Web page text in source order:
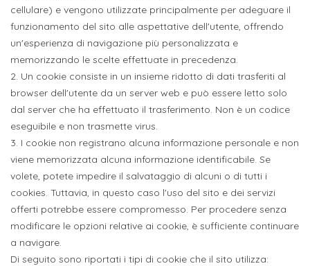
cellulare) e vengono utilizzate principalmente per adeguare il
funzionamento del sito alle aspettative dell'utente, offrendo
un'esperienza di navigazione più personalizzata e
memorizzando le scelte effettuate in precedenza.
2. Un cookie consiste in un insieme ridotto di dati trasferiti al
browser dell'utente da un server web e può essere letto solo
dal server che ha effettuato il trasferimento. Non è un codice
eseguibile e non trasmette virus.
3. I cookie non registrano alcuna informazione personale e non
viene memorizzata alcuna informazione identificabile. Se
volete, potete impedire il salvataggio di alcuni o di tutti i
cookies. Tuttavia, in questo caso l'uso del sito e dei servizi
offerti potrebbe essere compromesso. Per procedere senza
modificare le opzioni relative ai cookie, è sufficiente continuare
a navigare.
Di seguito sono riportati i tipi di cookie che il sito utilizza: